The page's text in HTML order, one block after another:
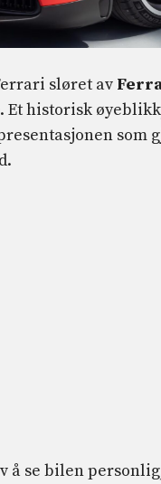
sløret av
Et historisk
å se bilen